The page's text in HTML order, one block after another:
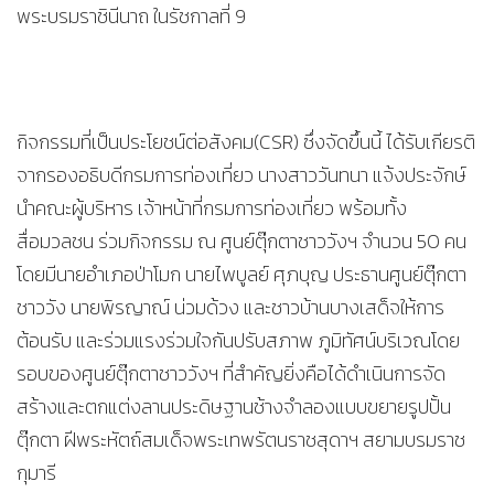
พระบรมราชินีนาถ ในรัชกาลที่ 9
กิจกรรมที่เป็นประโยชน์ต่อสังคม(CSR) ซึ่งจัดขึ้นนี้ ได้รับเกียรติ
จากรองอธิบดีกรมการท่องเที่ยว นางสาววันทนา แจ้งประจักษ์
นำคณะผู้บริหาร เจ้าหน้าที่กรมการท่องเที่ยว พร้อมทั้ง
สื่อมวลชน ร่วมกิจกรรม ณ ศูนย์ตุ๊กตาชาววังฯ จำนวน 50 คน
โดยมีนายอำเภอป่าโมก นายไพบูลย์ ศุภบุญ ประธานศูนย์ตุ๊กตา
ชาววัง นายพิรญาณ์ น่วมด้วง และชาวบ้านบางเสด็จให้การ
ต้อนรับ และร่วมแรงร่วมใจกันปรับสภาพ ภูมิทัศน์บริเวณโดย
รอบของศูนย์ตุ๊กตาชาววังฯ ที่สำคัญยิ่งคือได้ดำเนินการจัด
สร้างและตกแต่งลานประดิษฐานช้างจำลองแบบขยายรูปปั้น
ตุ๊กตา ฝีพระหัตถ์สมเด็จพระเทพรัตนราชสุดาฯ สยามบรมราช
กุมารี